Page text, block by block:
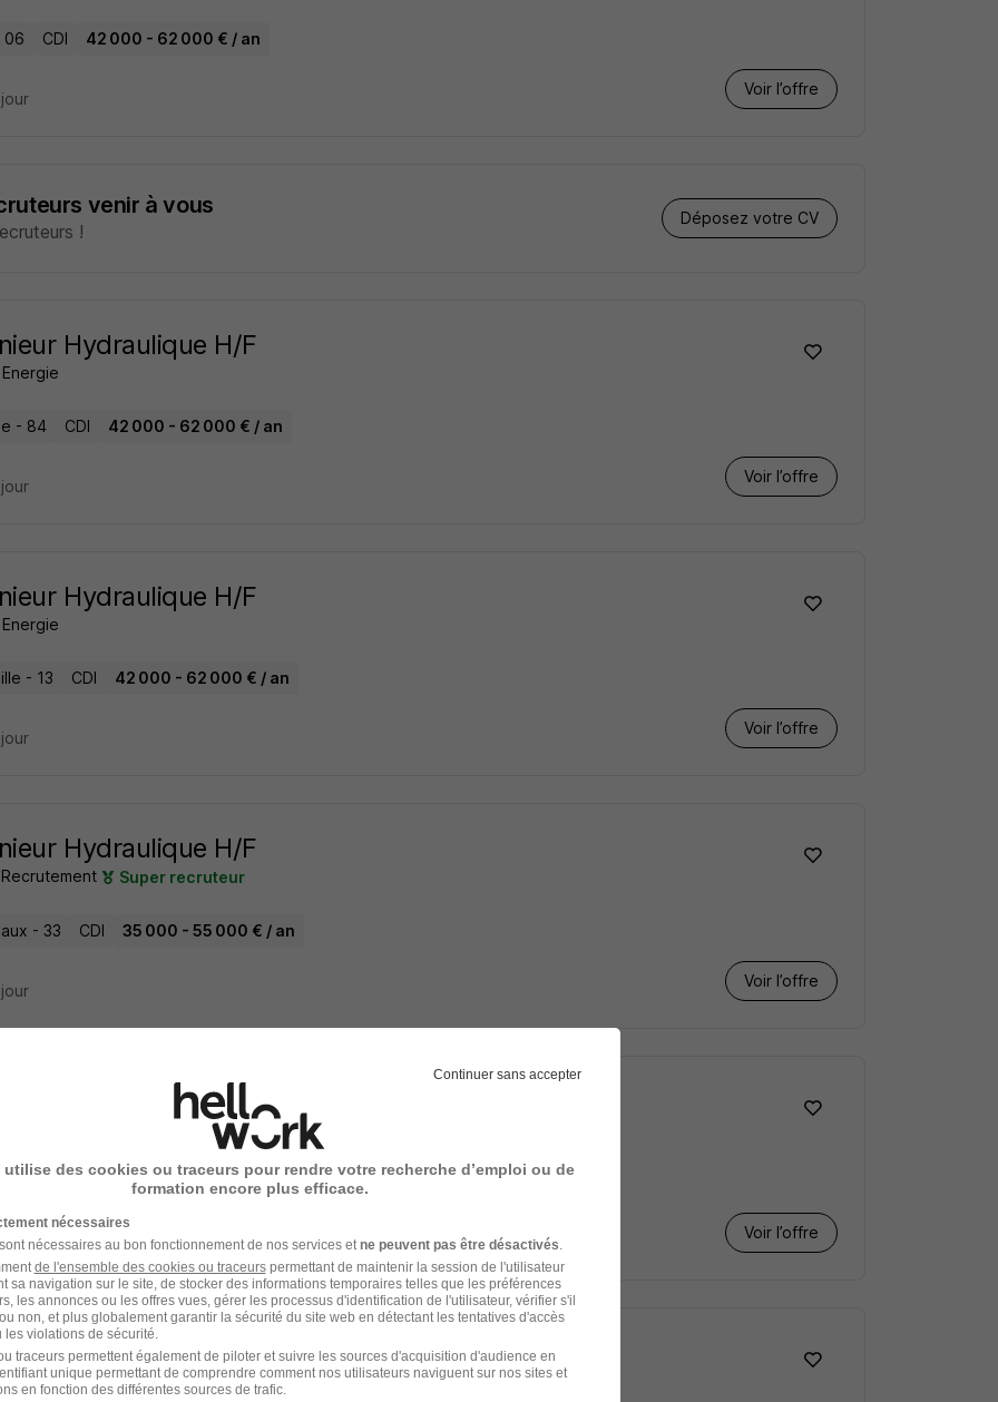
06 CDI 42 000 - 62 000 € / an
Voir l’offre
venir à vous
!
Déposez votre CV
Hydraulique H/F
- 84 CDI 42 000 - 62 000 € / an
Voir l’offre
Hydraulique H/F
- 13 CDI 42 000 - 62 000 € / an
Voir l’offre
Hydraulique H/F
Super recruteur
- 33 CDI 35 000 - 55 000 € / an
Voir l’offre
Hydraulique H/F
Paul-Trois-Châteaux - 26 CDI 32 000 - 35 000 € / an
Voir l’offre
en Hydraulique Urbaine H/F
Continuer sans accepter
utilise des cookies ou traceurs pour rendre votre recherche d’emploi ou de
formation encore plus efficace.
nécessaires
nécessaires au bon fonctionnement de nos services et ne peuvent pas être désactivés
de l'ensemble des cookies ou traceurspermettant de maintenir la session de l'utilisateur
sa navigation sur le site, de stocker des informations temporaires telles que les préférences
les annonces ou les offres vues, gérer les processus d'identification de l'utilisateur, vérifier s'il
non, et plus globalement garantir la sécurité du site web en détectant les tentatives d'accès
violations de sécurité.
traceurs permettent également de piloter et suivre les sources d'acquisition d'audience en
unique permettant de comprendre comment nos utilisateurs naviguent sur nos sites et
en fonction des différentes sources de trafic.